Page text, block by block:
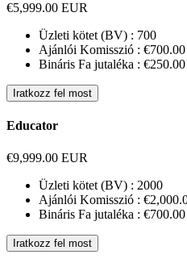
€5,999.00 EUR
Üzleti kötet (BV) : 700
Ajánlói Komisszió :
Bináris Fa jutaléka :
Iratkozz fel most
Educator
€9,999.00 EUR
Üzleti kötet (BV) : 2000
Ajánlói Komisszió :
Bináris Fa jutaléka :
Iratkozz fel most